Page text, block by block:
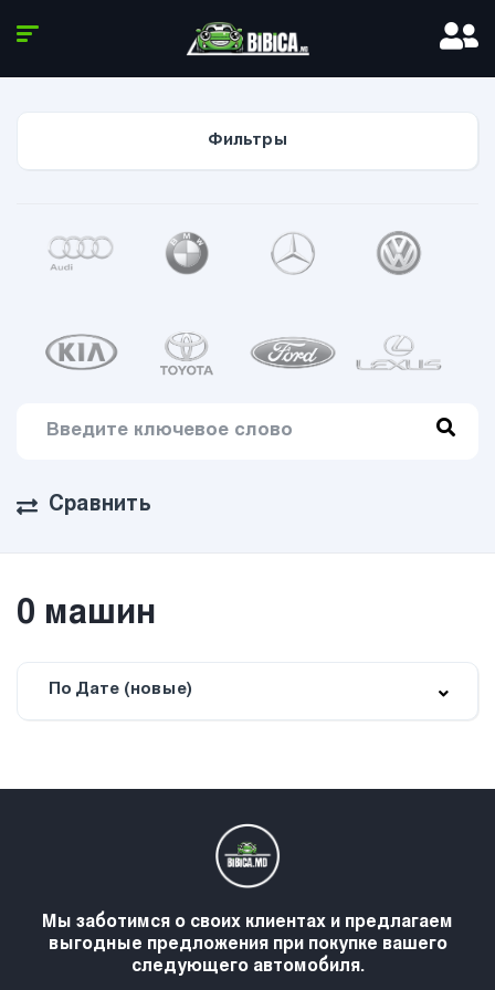
Фильтры
Сравнить
0 машин
По Дате (новые)
Мы заботимся о своих клиентах и предлагаем
выгодные предложения при покупке вашего
следующего автомобиля.